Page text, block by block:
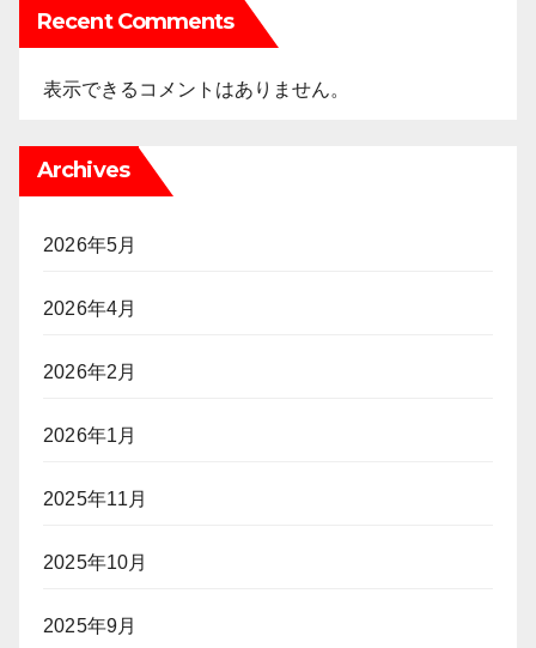
Recent Comments
表示できるコメントはありません。
Archives
2026年5月
2026年4月
2026年2月
2026年1月
2025年11月
2025年10月
2025年9月